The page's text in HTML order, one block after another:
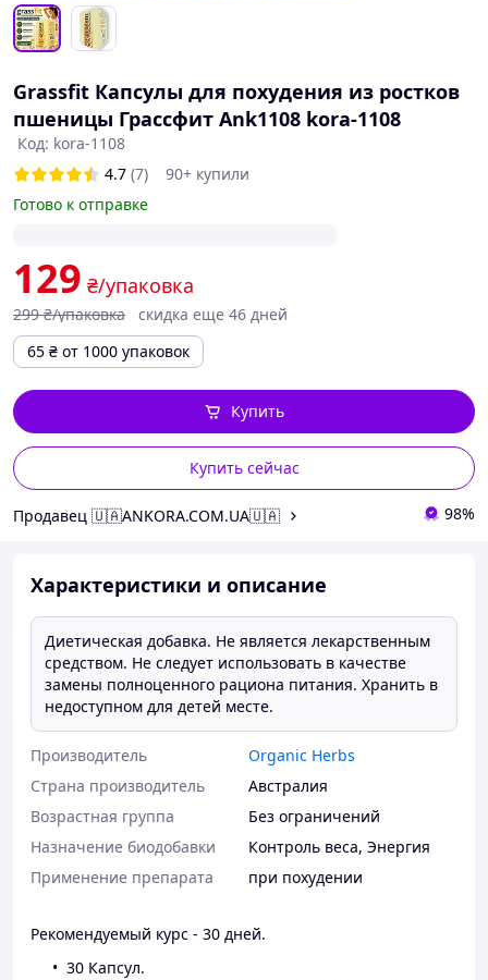
Grassfit Капсулы для похудения из ростков
пшеницы Грассфит Ank1108 kora-1108
Код: kora-1108
4.7 (7)
90+ купили
Готово к отправке
129 ₴/упаковка
299 ₴/упаковка
скидка еще 46 дней
65 ₴ от 1000 упаковок
Купить сейчас
Купить
Продавец 🇺🇦ANKORA.COM.UA🇺🇦 98%
Характеристики и описание
Диетическая добавка. Не является лекарственным
средством. Не следует использовать в качестве
замены полноценного рациона питания. Хранить в
недоступном для детей месте.
Производитель
Organic Herbs
Страна производитель
Австралия
Возрастная группа
Без ограничений
Назначение биодобавки
Контроль веса, Энергия
Применение препарата
при похудении
Рекомендуемый курс - 30 дней.
30 Капсул.